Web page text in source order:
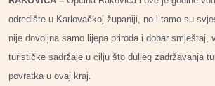
odredište u Karlovačkoj županiji, no i tamo su
nije dovoljna samo lijepa priroda i dobar smještaj,
turističke sadržaje u cilju što duljeg zadržavanja
povratka u ovaj kraj.